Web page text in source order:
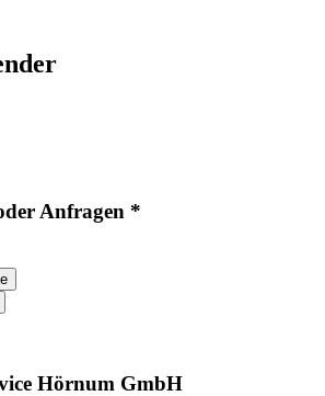
Anfragen *
Hörnum GmbH